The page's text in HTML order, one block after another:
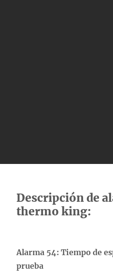
Descripción de
thermo king:
Alarma 54: Tiempo de
prueba